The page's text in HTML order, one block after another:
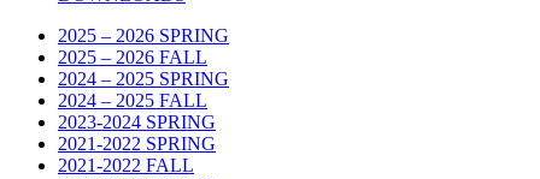
2025 – 2026 SPRING
2025 – 2026 FALL
2024 – 2025 SPRING
2024 – 2025 FALL
2023-2024 SPRING
2021-2022 SPRING
2021-2022 FALL